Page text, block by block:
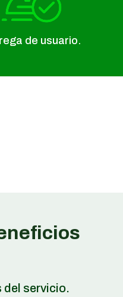
de usuario.
del servicio.